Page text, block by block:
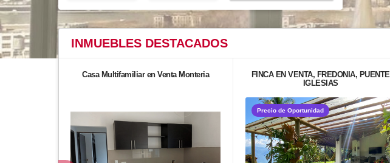
INMUEBLES DESTACADOS
Casa Multifamiliar en Venta Monteria
FINCA EN VENTA, FREDONIA, PUENTE
IGLESIAS
Precio de Oportunidad